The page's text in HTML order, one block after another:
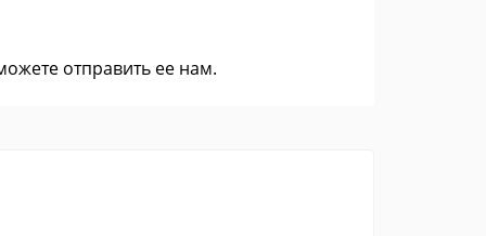
отправить ее нам.